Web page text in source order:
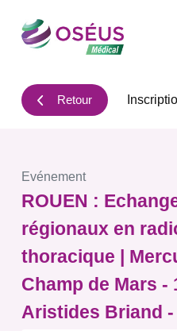
a
e
n
n
Retour
Evénement
ROUEN :
régionaux en
thoracique |
Champ de Mars -
Aristides Briand -